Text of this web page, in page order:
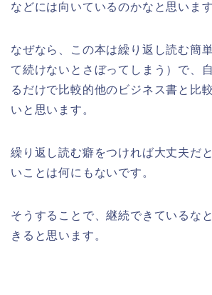
などには向いているのかなと思います
なぜなら、この本は繰り返し読む簡
て続けないとさぼってしまう）で、
るだけで比較的他のビジネス書と比
いと思います。
繰り返し読む癖をつければ大丈夫だ
いことは何にもないです。
そうすることで、継続できているな
きると思います。